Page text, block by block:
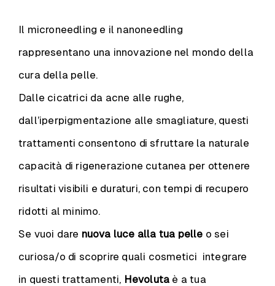
Il microneedling e il nanoneedling
rappresentano una innovazione nel mondo della
cura della pelle.
Dalle cicatrici da acne alle rughe,
dall’iperpigmentazione alle smagliature, questi
trattamenti consentono di sfruttare la naturale
capacità di rigenerazione cutanea per ottenere
risultati visibili e duraturi, con tempi di recupero
ridotti al minimo.
Se vuoi dare nuova luce alla tua pelle o sei
curiosa/o di scoprire quali cosmetici integrare
in questi trattamenti, Hevoluta è a tua